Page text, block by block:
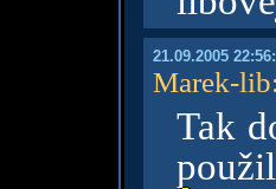
21.09.2005
Marek-lib:
Tak